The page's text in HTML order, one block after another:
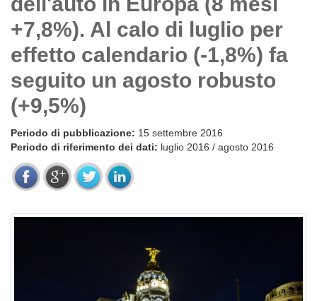
+7,8%). Al calo di luglio per
effetto calendario (-1,8%) fa
seguito un agosto robusto
(+9,5%)
Periodo di pubblicazione: 15 settembre 2016
Periodo di riferimento dei dati: luglio 2016 / agosto 2016